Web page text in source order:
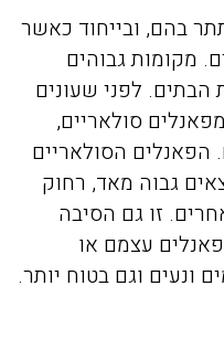
בהם, ובייחוד כאשר
מקומות גבוהים
הבתים. לפני שעונים
סולאריים,
הפאנלים הסולאריים
גבוה מאד, רחוק
זו גם הסיבה
עצמם או
ונעים וגם בטוח יותר.